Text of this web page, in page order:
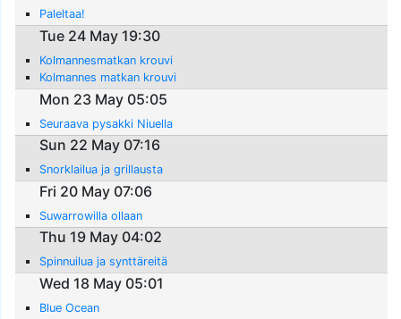
Paleltaa!
Tue 24 May 19:30
Kolmannesmatkan krouvi
Kolmannes matkan krouvi
Mon 23 May 05:05
Seuraava pysakki Niuella
Sun 22 May 07:16
Snorklailua ja grillausta
Fri 20 May 07:06
Suwarrowilla ollaan
Thu 19 May 04:02
Spinnuilua ja synttäreitä
Wed 18 May 05:01
Blue Ocean